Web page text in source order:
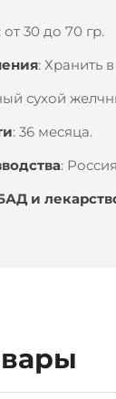
: от 30 до 70 гр.
: Хранить
сухой
: 36 месяца.
: Россия
и